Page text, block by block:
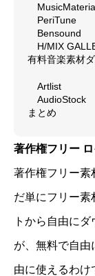
PeriTune
Bensound
H/MIX
有料音楽素材
Artlist
AudioStock
まとめ
著作権フリー
著作権フリー素
だ単にフリー素
トから自由に
が、無料で自由
由に使えるわけ